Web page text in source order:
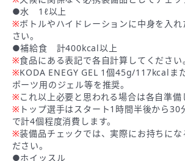
●水 1ℓ以上
※ボトルやハイドレーションに中身を入
さい。
●補給食 計400kcal以上
※食品にある表記で各自計算してください
※KODA ENEGY GEL 1個45g/117kcalま
ポーツ用のジェル等を推奨。
※これ以上必要と思われる場合は各自準備
※ トップ選手はスタート1時間半後から30
で計4個程度消費します。
※装備品チェックでは、実際にお持ちにな
ださい。
●ホイッスル